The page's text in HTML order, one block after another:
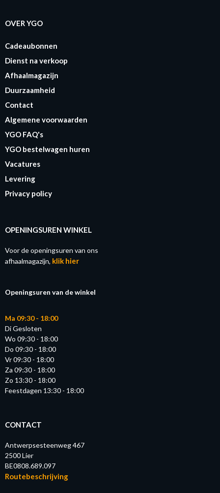
OVER YGO
Cadeaubonnen
Dienst na verkoop
Afhaalmagazijn
Duurzaamheid
Contact
Algemene voorwaarden
YGO FAQ's
YGO bestelwagen huren
Vacatures
Levering
Privacy policy
OPENINGSUREN WINKEL
Voor de openingsuren van ons
afhaalmagazijn, klik hier
Openingsuren van de winkel
Ma 09:30 - 18:00
Di Gesloten
Wo 09:30 - 18:00
Do 09:30 - 18:00
Vr 09:30 - 18:00
Za 09:30 - 18:00
Zo 13:30 - 18:00
Feestdagen 13:30 - 18:00
CONTACT
Antwerpsesteenweg 467
2500 Lier
BE0808.689.097
Routebeschrijving